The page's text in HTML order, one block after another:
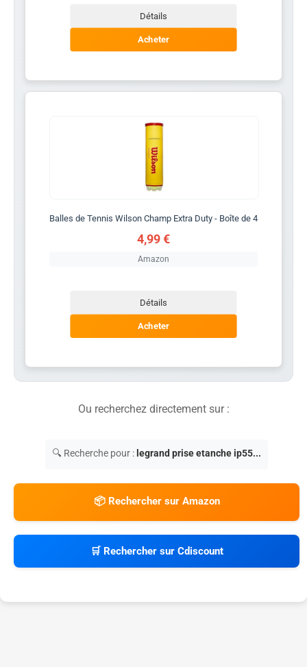
Détails
Acheter
Balles de Tennis Wilson Champ Extra Duty - Boîte de 4
4,99 €
Amazon
Détails
Acheter
Ou recherchez directement sur :
🔍 Recherche pour : legrand prise etanche ip55...
📦 Rechercher sur Amazon
🛒 Rechercher sur Cdiscount